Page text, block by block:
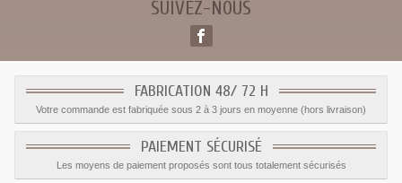
SUIVEZ-NOUS
FABRICATION 48/ 72 H
Votre commande est fabriquée sous 2 à 3 jours en moyenne (hors livraison)
PAIEMENT SÉCURISÉ
Les moyens de paiement proposés sont tous totalement sécurisés